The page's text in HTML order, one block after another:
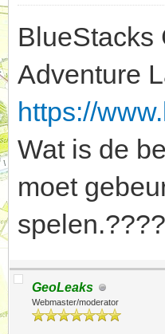
BlueStacks
Adventure
https://
Wat is de
moet
GeoLeaks
Webmaster/moderator